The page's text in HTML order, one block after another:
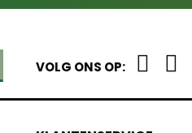
VOLG ONS OP: